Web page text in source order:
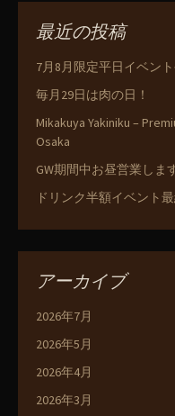
最近の投稿
7月8月限定平日イベン
毎月29日は肉の日！
Mikakuya Yakiniku –
Osaka
GW期間中お昼営業し
ドリンク半額イベント最
アーカイブ
2026年7月
2026年5月
2026年4月
2026年3月